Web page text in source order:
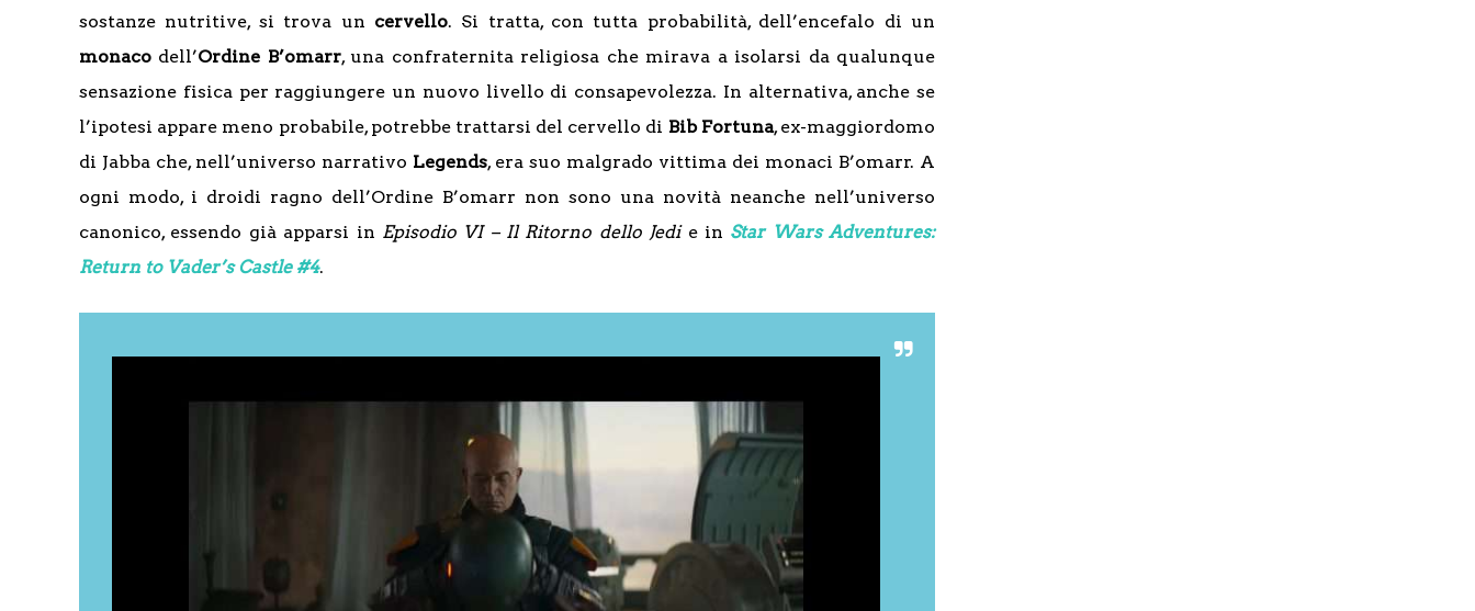
sostanze nutritive, si trova un cervello. Si tratta, con tutta probabilità, dell’encefalo di un
monaco dell’Ordine B’omarr, una confraternita religiosa che mirava a isolarsi da qualunque
sensazione fisica per raggiungere un nuovo livello di consapevolezza. In alternativa, anche se
l’ipotesi appare meno probabile, potrebbe trattarsi del cervello di Bib Fortuna, ex-maggiordomo
di Jabba che, nell’universo narrativo Legends, era suo malgrado vittima dei monaci B’omarr. A
ogni modo, i droidi ragno dell’Ordine B’omarr non sono una novità neanche nell’universo
canonico, essendo già apparsi in Episodio VI – Il Ritorno dello Jedi e in Star Wars Adventures:
Return to Vader’s Castle #4.